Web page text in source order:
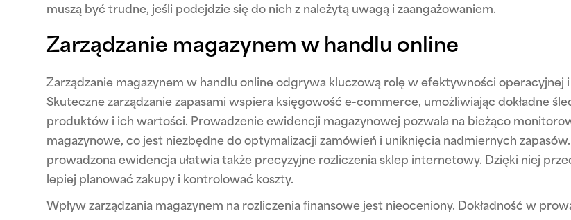
muszą być trudne, jeśli podejdzie się do nich z należytą uwagą i zaangażowaniem.
Zarządzanie magazynem w handlu online
Zarządzanie magazynem w handlu online odgrywa kluczową rolę w efektywności operacyjnej
Skuteczne zarządzanie zapasami wspiera księgowość e-commerce, umożliwiając dokładne
produktów i ich wartości. Prowadzenie ewidencji magazynowej pozwala na bieżąco
magazynowe, co jest niezbędne do optymalizacji zamówień i uniknięcia nadmiernych zapasów.
prowadzona ewidencja ułatwia także precyzyjne rozliczenia sklep internetowy. Dzięki niej
lepiej planować zakupy i kontrolować koszty.
Wpływ zarządzania magazynem na rozliczenia finansowe jest nieoceniony. Dokładność w